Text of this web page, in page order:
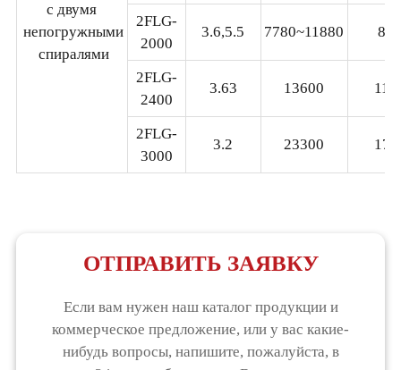
с двумя
непогружными
спиралями
2FLG-
2000
3.6,5.5 7780~11880
2FLG-
2400
3.63 13600
2FLG-
3000
3.2 23300
ОТПРАВИТЬ ЗАЯВКУ
Если вам нужен наш каталог продукции и
коммерческое предложение, или у вас какие-
нибудь вопросы, напишите, пожалуйста, в